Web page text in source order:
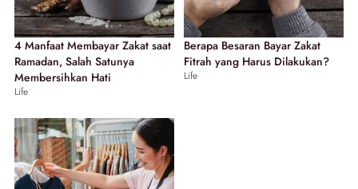
4 Manfaat Membayar Zakat saat
Ramadan, Salah Satunya
Membersihkan Hati
Life
Berapa Besaran Bayar Zakat
Fitrah yang Harus Dilakukan?
Life